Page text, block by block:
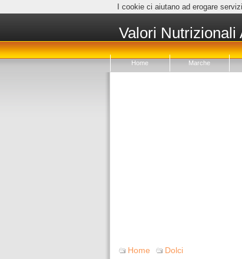
I cookie ci aiutano ad erogare
Valori Nutrizionali
Home Marche
Home Dolci